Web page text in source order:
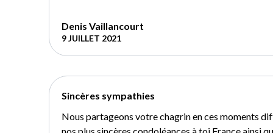
Denis Vaillancourt
9 JUILLET 2021
Sincères sympathies
Nous partageons votre chagrin en ces moments